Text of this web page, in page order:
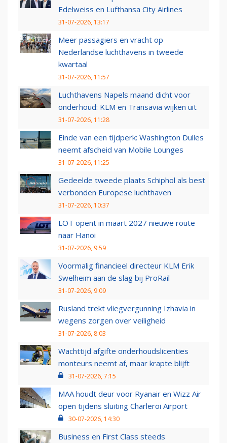
Edelweiss en Lufthansa City Airlines
31-07-2026, 13:17
Meer passagiers en vracht op
Nederlandse luchthavens in tweede
kwartaal
31-07-2026, 11:57
Luchthavens Napels maand dicht voor
onderhoud: KLM en Transavia wijken uit
31-07-2026, 11:28
Einde van een tijdperk: Washington Dulles
neemt afscheid van Mobile Lounges
31-07-2026, 11:25
Gedeelde tweede plaats Schiphol als best
verbonden Europese luchthaven
31-07-2026, 10:37
LOT opent in maart 2027 nieuwe route
naar Hanoi
31-07-2026, 9:59
Voormalig financieel directeur KLM Erik
Swelheim aan de slag bij ProRail
31-07-2026, 9:09
Rusland trekt vliegvergunning Izhavia in
wegens zorgen over veiligheid
31-07-2026, 8:03
Wachttijd afgifte onderhoudslicenties
monteurs neemt af, maar krapte blijft
31-07-2026, 7:15
MAA houdt deur voor Ryanair en Wizz Air
open tijdens sluiting Charleroi Airport
30-07-2026, 14:30
Business en First Class steeds